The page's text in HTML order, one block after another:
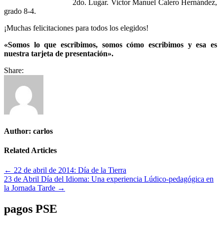
2do. Lugar. Victor Manuel Calero Hernández,
grado 8-4.
¡Muchas felicitaciones para todos los elegidos!
«Somos lo que escribimos, somos cómo escribimos y esa es
nuestra tarjeta de presentación».
Share:
Author: carlos
Related Articles
Navegación
de
← 22 de abril de 2014: Día de la Tierra
23 de Abril Día del Idioma: Una experiencia Lúdico-pedagógica en
la Jornada Tarde →
pagos PSE